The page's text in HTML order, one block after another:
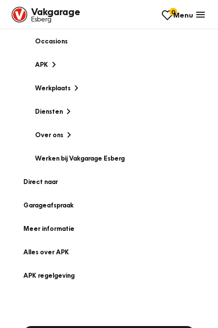
Vakgarage
Esberg
0Menu
Occasions
APK
Werkplaats
Diensten
Over ons
Werken bij Vakgarage Esberg
Direct naar
Garageafspraak
Meer informatie
Alles over APK
APK regelgeving